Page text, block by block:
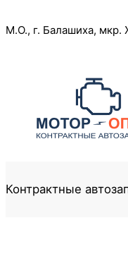
к
М.О., г. Балашиха, мкр.
Контрактные